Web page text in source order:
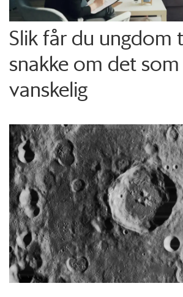
Slik får du ungdom
snakke om det
vanskelig